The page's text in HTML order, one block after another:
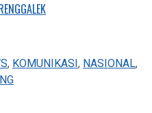
, KOMUNIKASI, NASIONAL,